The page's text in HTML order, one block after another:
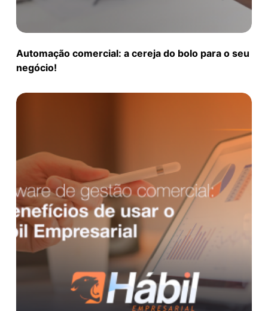
Automação comercial: a cereja do bolo para o seu
negócio!